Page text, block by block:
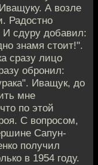
А возле
Радостно
сдуру добавил:
знамя стоит!".
сразу лицо
обронил:
Иващук, до
мне
по этой
С вопросом,
Сапун-
получил
в 1954 году.